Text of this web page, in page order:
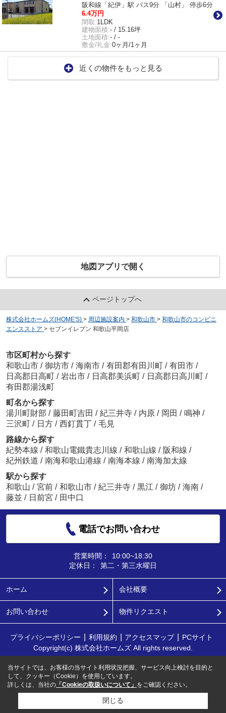
阪和線「紀伊」駅 バス9分 「山村」 停歩6分
6.4万円
間取:1LDK
建物面積:- / 15.16坪
土地面積:- / -
敷金/礼金:0ヶ月/1ヶ月
近くの物件をもっと見る
地図アプリで開く
ページトップへ
株式会社ホームズ(HOME'S) > 周辺施設案内 > 和歌山市 > 和歌山市のコンビニ
エンスストア > セブンイレブン 和歌山平岡店
市区町村から探す
和歌山市 / 御坊市 / 海南市 / 有田郡有田川町 / 有田市 /
日高郡日高町 / 岩出市 / 日高郡美浜町 / 日高郡日高川町 /
有田郡湯浅町
町名から探す
湯川町財部 / 藤田町吉田 / 紀三井寺 / 内原 / 岡田 / 鳴神 /
三沢町 / 日方 / 西釘貫丁 / 毛見
路線から探す
紀勢本線 / 和歌山電鐵貴志川線 / 和歌山線 / 阪和線 /
紀州鉄道 / 南海和歌山港線 / 南海本線 / 南海加太線
駅から探す
和歌山 / 宮前 / 和歌山市 / 紀三井寺 / 黒江 / 御坊 / 海南 /
藤並 / 日前宮 / 田中口
電話でお問い合わせ
営業時間：
10:00~18:30
定休日：
第二・第三水曜日
ホーム 会社概要
お問い合わせ 物件リクエスト
プライバシーポリシー 利用規約 アクセスマップ
PCサイト
Copyright(c) 株式会社ホームズ All rights reserved.
当サイトでは、お客様の当サイト利用状況把握、サービス向上検討を目的と
して、クッキー（Cookie）を使用しています。
詳しくは、当社の 「Cookieの取扱いについて」 をご確認ください。
閉じる